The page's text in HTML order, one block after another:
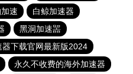
速
白鲸加速器
黑洞加速噐
器下载官网最新版2024
永久不收费的海外加速器